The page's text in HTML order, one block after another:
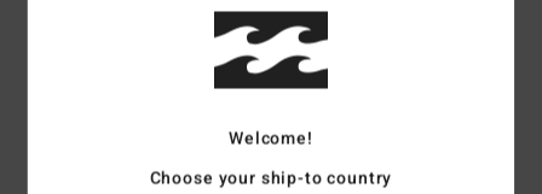
Jungen 8-16 Lila Sweatshirt mit Halbreißverschluss
Farbcodeskw0
Welcome!
Choose your ship-to country